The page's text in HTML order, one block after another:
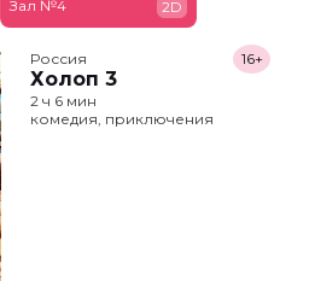
Зал №4
2D
Россия
Холоп 3
16+
2 ч 6 мин
комедия, приключения